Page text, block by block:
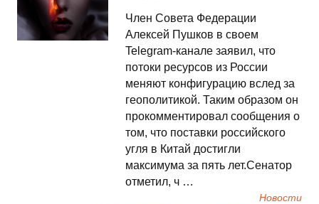
Член Совета Федерации
Алексей Пушков в своем
Telegram-канале заявил, что
потоки ресурсов из России
меняют конфигурацию вслед за
геополитикой. Таким образом он
прокомментировал сообщения о
том, что поставки российского
угля в Китай достигли
максимума за пять лет.Сенатор
отметил, ч …
Новости